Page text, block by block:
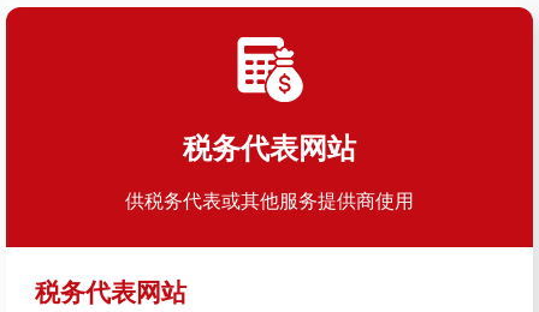
税务代表网站
供税务代表或其他服务提供商使用
税务代表网站